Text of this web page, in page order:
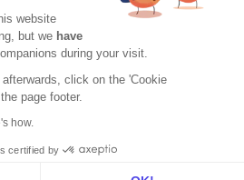
website
but we have
during your visit.
click on the 'Cookie
page footer.
how.
certified by